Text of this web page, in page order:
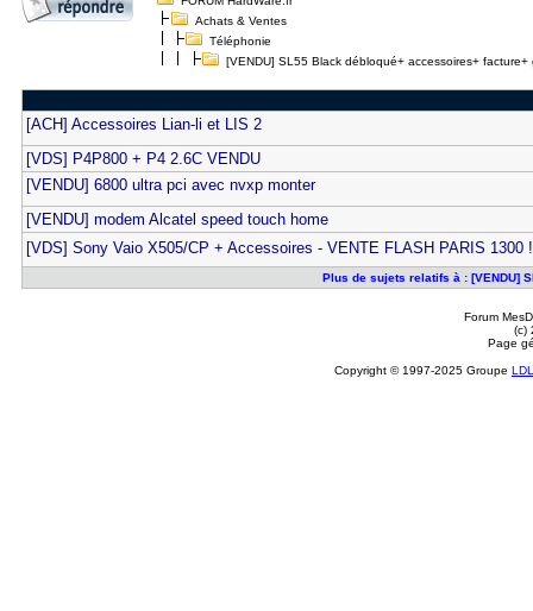
Achats & Ventes
Téléphonie
[VENDU] SL55 Black débloqué+ accessoires+ facture+
[ACH] Accessoires Lian-li et LIS 2
[VDS] P4P800 + P4 2.6C VENDU
[VENDU] 6800 ultra pci avec nvxp monter
[VENDU] modem Alcatel speed touch home
[VDS] Sony Vaio X505/CP + Accessoires - VENTE FLASH PARIS 1300 !
Plus de sujets relatifs à : [VENDU]
Forum
(c)
Page
Copyright © 1997-2025 Groupe